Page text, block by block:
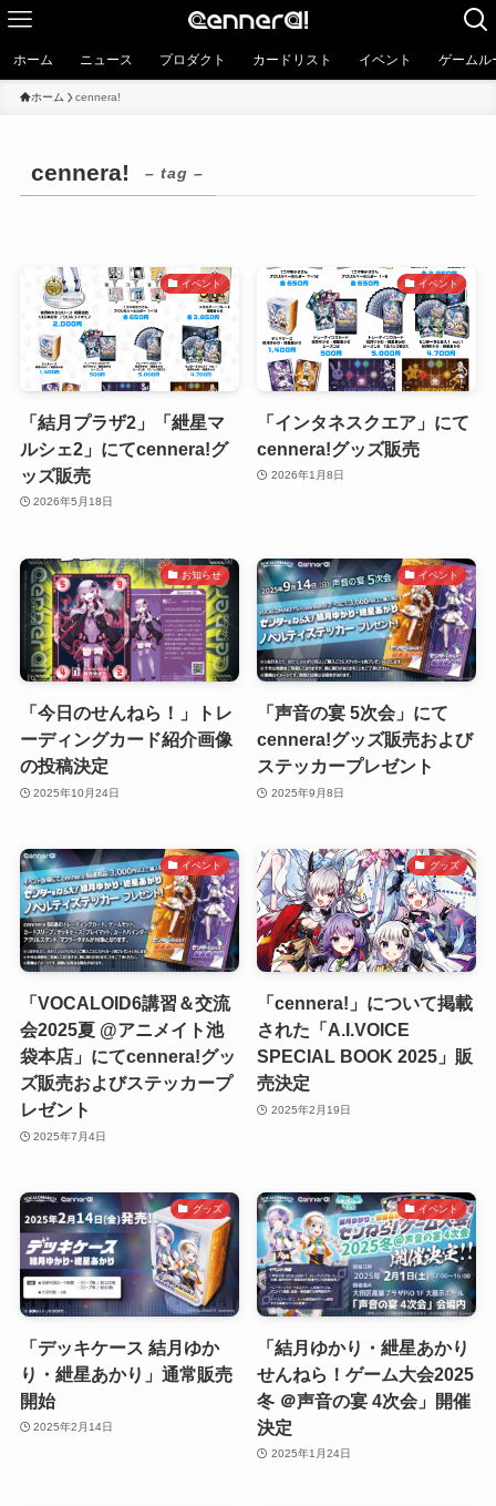
ホーム ニュース プロダクト カードリスト イベント ゲームル
ホーム cennera!
cennera! – tag –
イベント
「結月プラザ2」「紲星マ
ルシェ2」にてcennera!グ
ッズ販売
2026年5月18日
イベント
「インタネスクエア」にて
cennera!グッズ販売
2026年1月8日
お知らせ
「今日のせんねら！」トレ
ーディングカード紹介画像
の投稿決定
2025年10月24日
イベント
「声音の宴 5次会」にて
cennera!グッズ販売および
ステッカープレゼント
2025年9月8日
イベント
「VOCALOID6講習＆交流
会2025夏 @アニメイト池
袋本店」にてcennera!グッ
ズ販売およびステッカープ
レゼント
2025年7月4日
グッズ
「cennera!」について掲載
された「A.I.VOICE
SPECIAL BOOK 2025」販
売決定
2025年2月19日
グッズ
「デッキケース 結月ゆか
り・紲星あかり」通常販売
開始
2025年2月14日
イベント
「結月ゆかり・紲星あかり
せんねら！ゲーム大会2025
冬 ＠声音の宴 4次会」開催
決定
2025年1月24日